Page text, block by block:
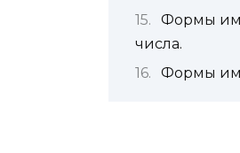
Формы
числа.
Формы